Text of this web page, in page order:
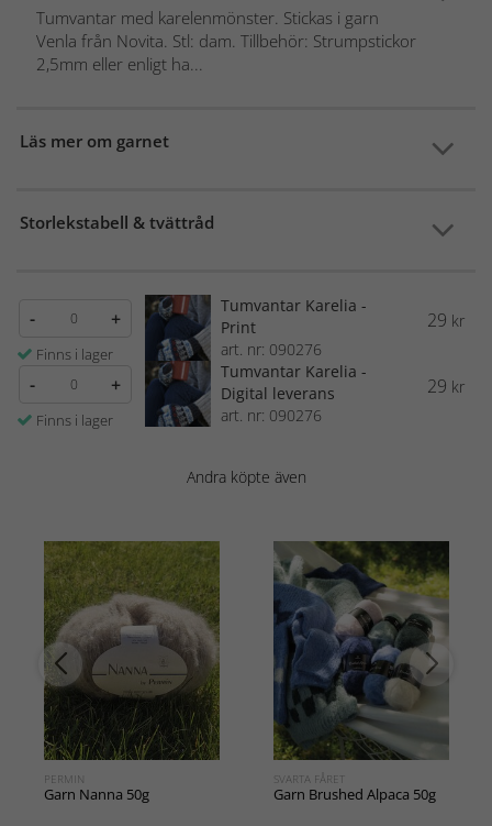
Tumvantar med karelenmönster. Stickas i garn
Venla från Novita. Stl: dam. Tillbehör: Strumpstickor
2,5mm eller enligt ha...
Läs mer om garnet
Storlekstabell & tvättråd
- +
Finns i lager
Tumvantar Karelia -
Print
art. nr: 090276
29 kr
- +
Finns i lager
Tumvantar Karelia -
Digital leverans
art. nr: 090276
29 kr
Andra köpte även
PERMIN
Garn Nanna 50g
SVARTA FÅRET
Garn Brushed Alpaca 50g